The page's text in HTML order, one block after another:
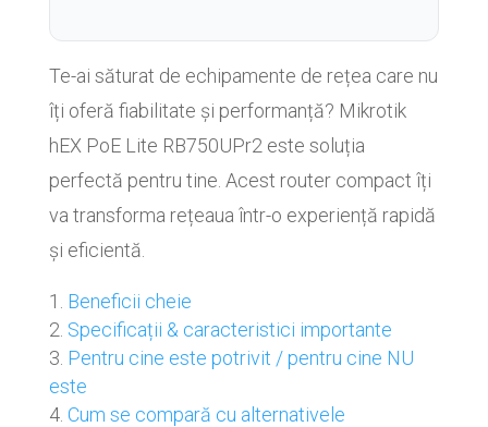
Te-ai săturat de echipamente de rețea care nu
îți oferă fiabilitate și performanță? Mikrotik
hEX PoE Lite RB750UPr2 este soluția
perfectă pentru tine. Acest router compact îți
va transforma rețeaua într-o experiență rapidă
și eficientă.
Beneficii cheie
Specificații & caracteristici importante
Pentru cine este potrivit / pentru cine NU
este
Cum se compară cu alternativele